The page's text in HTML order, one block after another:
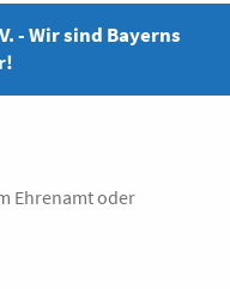
- Wir sind Bayerns
Ehrenamt oder